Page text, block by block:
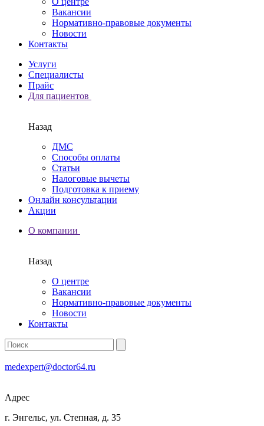
Вакансии
Нормативно-правовые документы
Новости
Контакты
Услуги
Специалисты
Прайс
Для пациентов
Назад
ДМС
Способы оплаты
Статьи
Налоговые вычеты
Подготовка к приему
Онлайн консультации
Акции
О компании
Назад
О центре
Вакансии
Нормативно-правовые документы
Новости
Контакты
medexpert@doctor64.ru
Адрес
г. Энгельс, ул. Степная, д. 35